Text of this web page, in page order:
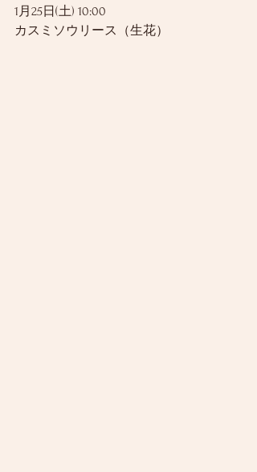
1月25日(土) 10:00
カスミソウリース（生花）